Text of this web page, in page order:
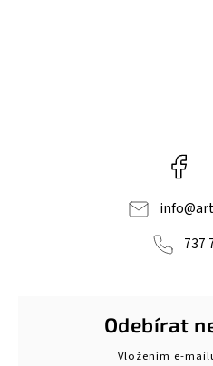
info@
737
Odebírat
Vložením e-